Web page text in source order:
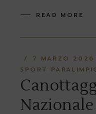
READ MORE
7 MARZO 2026
SPORT